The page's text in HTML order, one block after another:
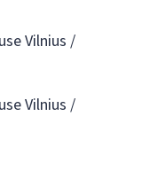
Vilnius /
Vilnius /